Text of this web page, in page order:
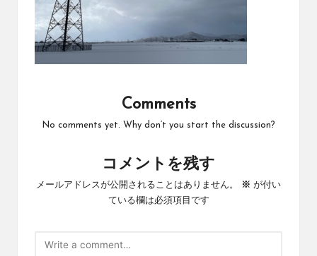
Comments
No comments yet. Why don’t you start the discussion?
コメントを残す
メールアドレスが公開されることはありません。 ※ が付い
ている欄は必須項目です